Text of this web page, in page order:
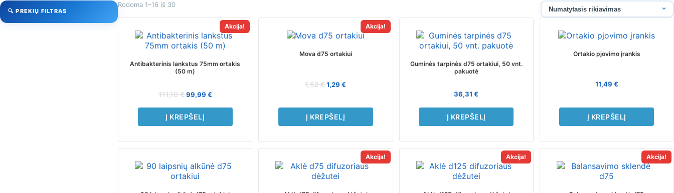
🔍 PREKIŲ FILTRAS
Rodoma 1–16 iš 30
Akcija!
Antibakterinis lankstus 75mm ortakis
(50 m)
111,10€ 99,99 €
Į KREPŠELĮ
Akcija!
Mova d75 ortakiui
1,52€ 1,29€
Į KREPŠELĮ
Guminės tarpinės d75 ortakiui, 50 vnt.
pakuotė
36,31€
Į KREPŠELĮ
Ortakio pjovimo įrankis
11,49 €
Į KREPŠELĮ
Akcija! Akcija! Akcija!